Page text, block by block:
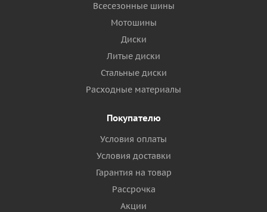
Всесезонные шины
Мотошины
Диски
Литые диски
Стальные диски
Расходные материалы
Покупателю
Условия оплаты
Условия доставки
Гарантия на товар
Рассрочка
Акции